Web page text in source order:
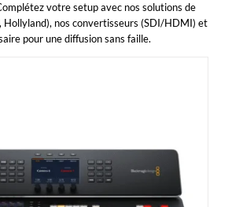
votre setup avec nos solutions de
Hollyland), nos convertisseurs (SDI/HDMI) et
pour une diffusion sans faille.